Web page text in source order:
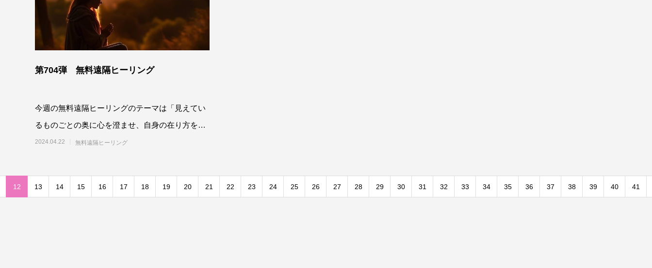
第704弾 無料遠隔ヒーリング
今週の無料遠隔ヒーリングのテーマは「見えてい
るものごとの奥に心を澄ませ、自身の在り方を通
して対話していくよう最高最善に働きかける」で
2024.04.22 無料遠隔ヒーリング
12 13 14 15 16 17 18 19 20 21 22 23 24 25 26 27 28 29 30 31 32 33 34 35 36 37 38 39 40 41